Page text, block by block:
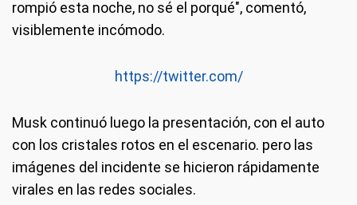
rompió esta noche, no sé el porqué", comentó,
visiblemente incómodo.
https://twitter.com/
Musk continuó luego la presentación, con el auto
con los cristales rotos en el escenario. pero las
imágenes del incidente se hicieron rápidamente
virales en las redes sociales.